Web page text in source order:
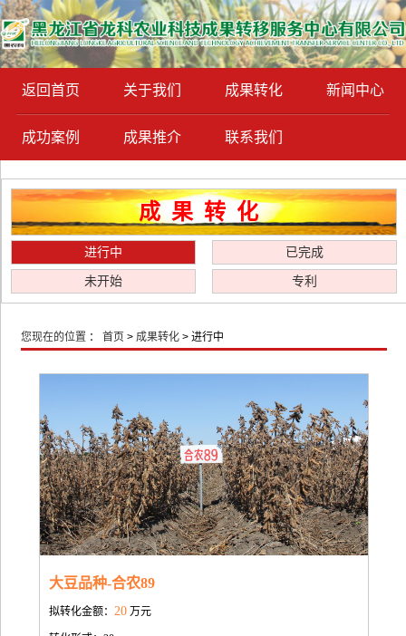
返回首页 关于我们 成果转化 新闻中心
成功案例 成果推介 联系我们
成果转化
进行中 已完成
未开始 专利
您现在的位置 ：首页 >成果转化 > 进行中
大豆品种-合农89
拟转化金额：20 万元